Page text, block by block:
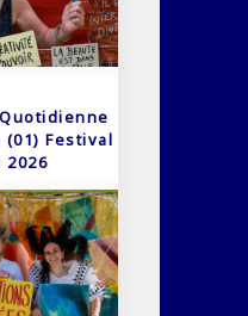
Festival
2026